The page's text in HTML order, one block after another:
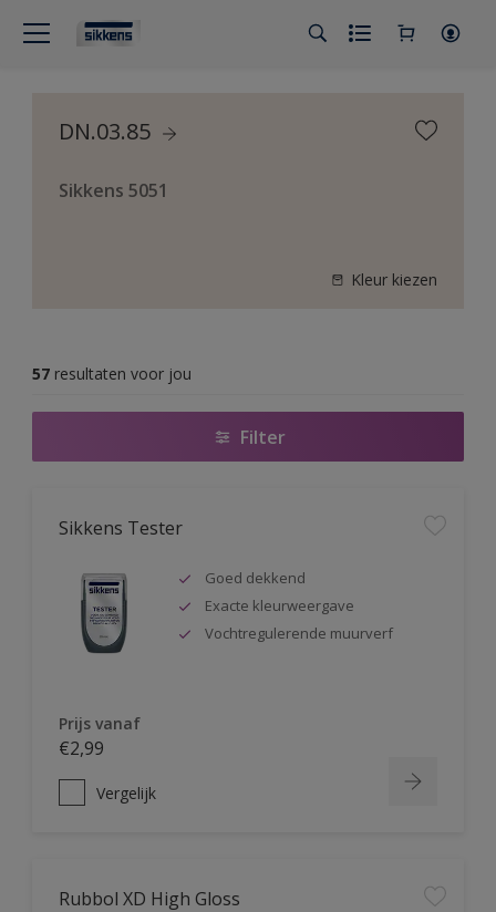
DN.03.85
Sikkens 5051
Kleur kiezen
57 resultaten voor jou
Filter
Sikkens Tester
Goed dekkend
Exacte kleurweergave
Vochtregulerende muurverf
Prijs vanaf
€2,99
Vergelijk
Rubbol XD High Gloss